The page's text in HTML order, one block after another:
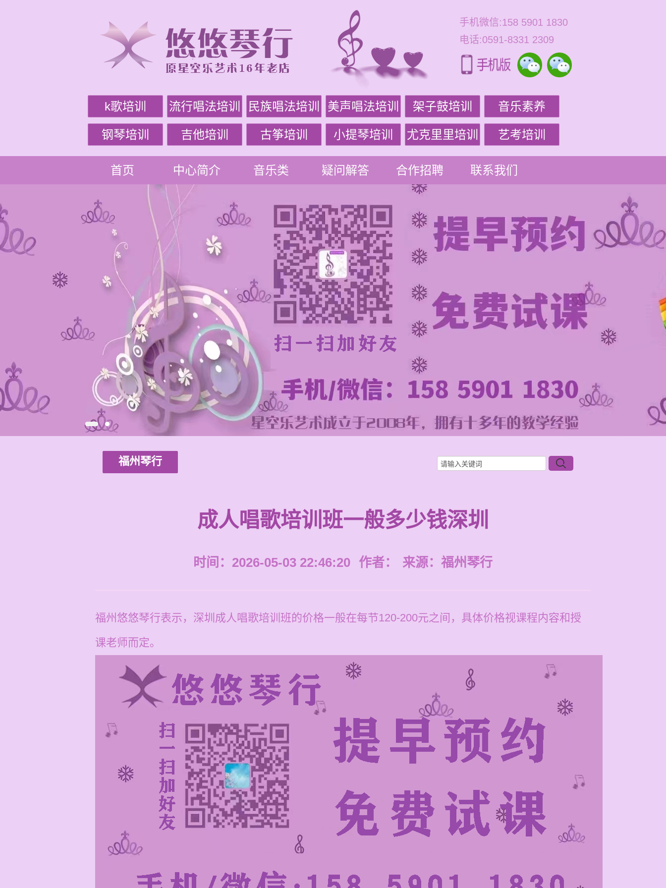
手机微信:158 5901 1830
电话:0591-8331 2309
k歌培训 流行唱法培训 民族唱法培训 美声唱法培训 架子鼓培训 音乐素养
钢琴培训 吉他培训 古筝培训 小提琴培训 尤克里里培训 艺考培训
首页 中心简介 音乐类 疑问解答 合作招聘 联系我们
福州琴行
成人唱歌培训班一般多少钱深圳
时间：2026-05-03 22:46:20 作者： 来源： 福州琴行
福州悠悠琴行表示，深圳成人唱歌培训班的价格一般在每节120-200元之间，具体价格视课程内容和授
课老师而定。